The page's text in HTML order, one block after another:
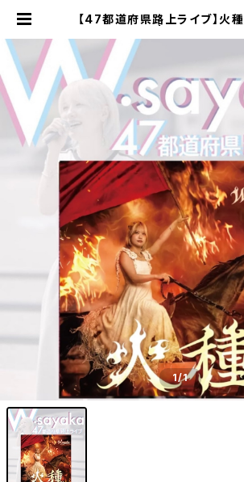
【47都道府県路上ライブ】火
1/1